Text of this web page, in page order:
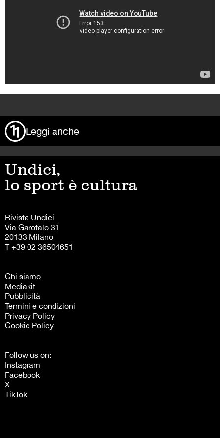
Leggi anche
Undici,
lo sport è cultura
Rivista Undici
Via Garofalo 31
20133 Milano
T +39 02 36504651
Chi siamo
Mediakit
Pubblicità
Termini e condizioni
Privacy Policy
Cookie Policy
Follow us on:
Instagram
Facebook
X
TikTok